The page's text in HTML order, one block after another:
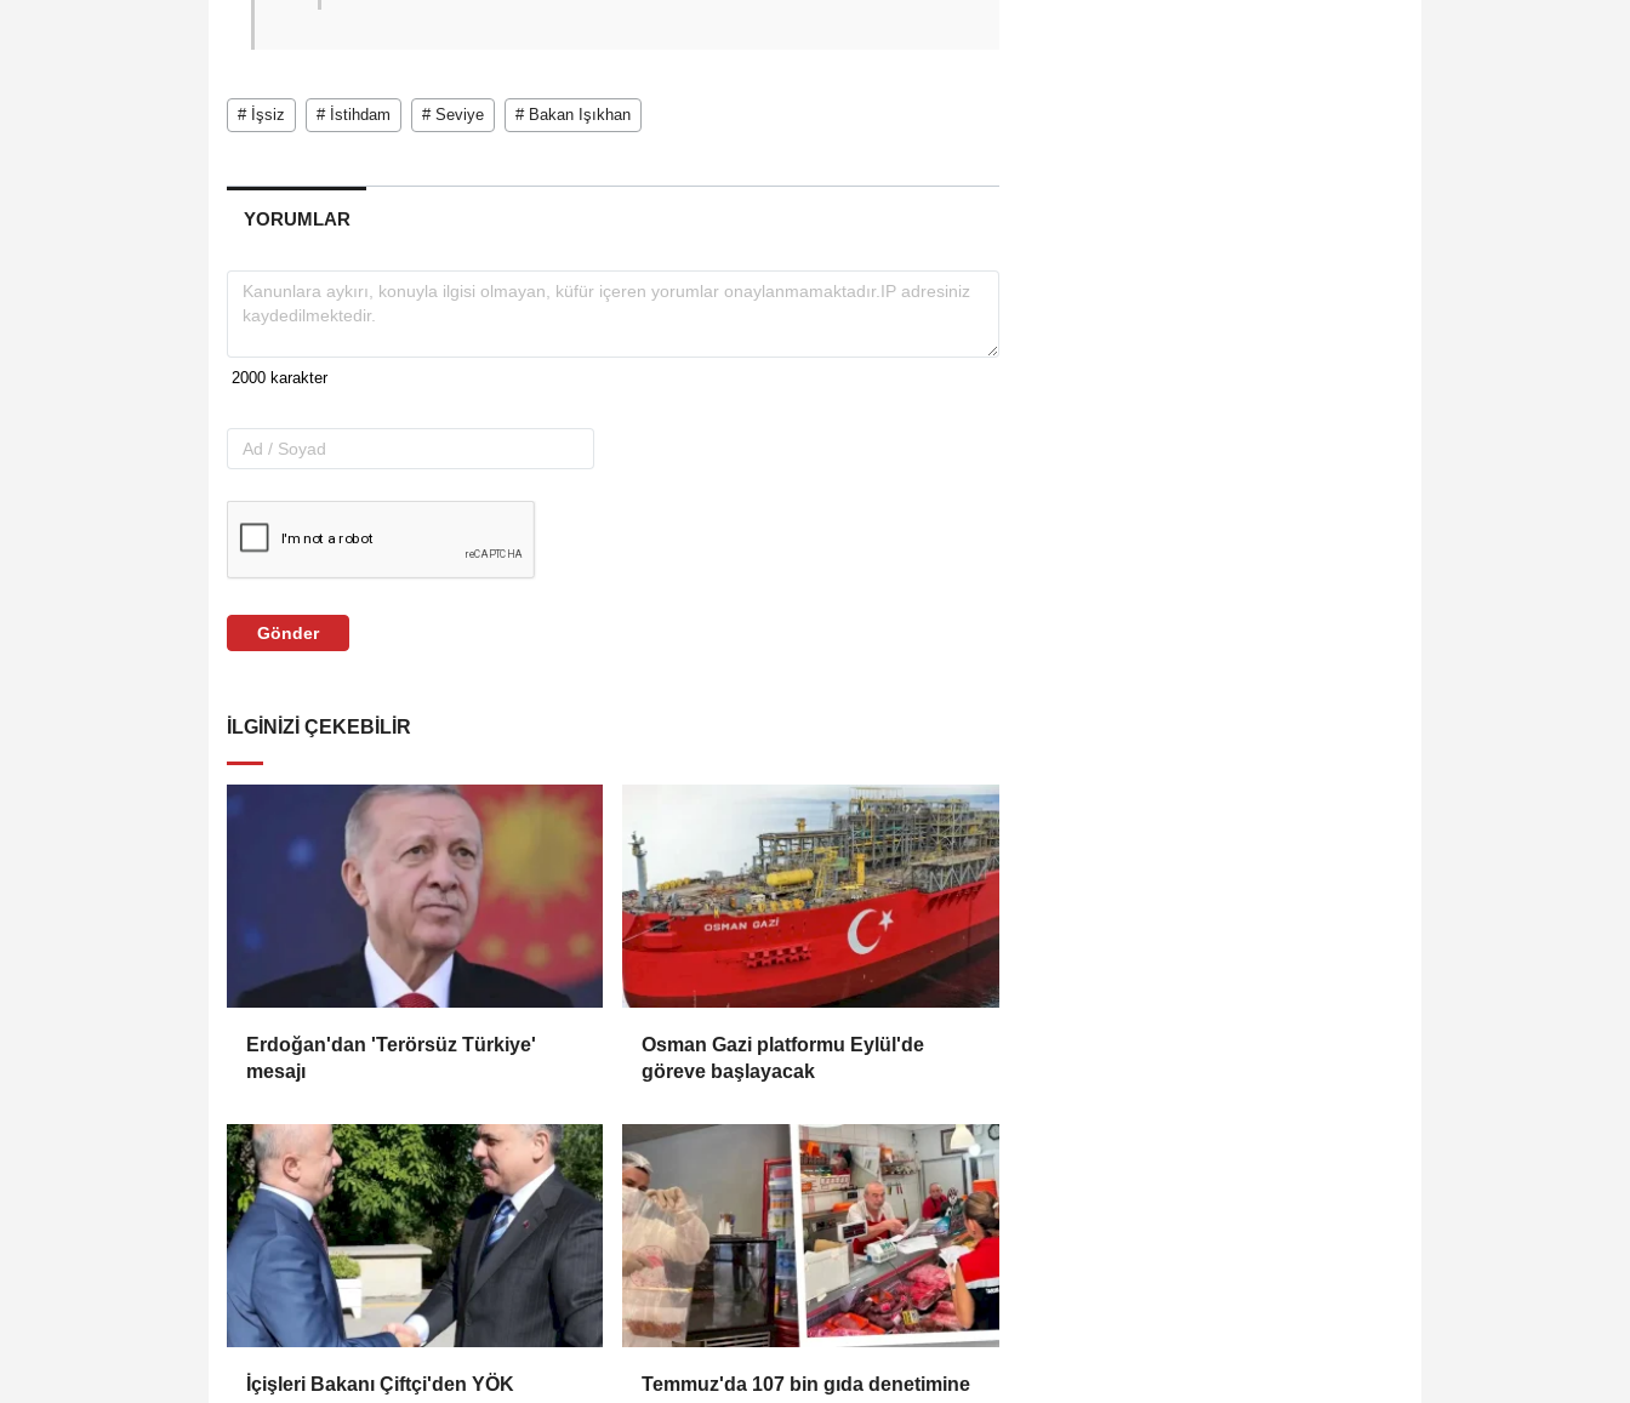
# İşsiz # İstihdam # Seviye # Bakan Işıkhan
YORUMLAR
Gönder
İLGINIZI ÇEKEBILIR
Erdoğan'dan 'Terörsüz Türkiye'
mesajı
Osman Gazi platformu Eylül'de
göreve başlayacak
İçişleri Bakanı Çiftçi'den YÖK
Temmuz'da 107 bin gıda denetimine